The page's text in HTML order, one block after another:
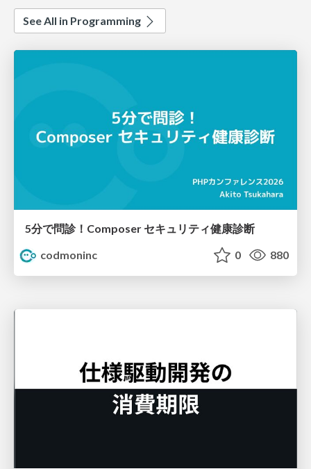
See All in Programming
5分で問診！Composer セキュリティ健康診断
codmoninc
0 880